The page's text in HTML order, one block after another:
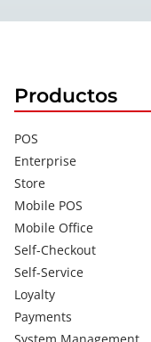
Productos
POS
Enterprise
Store
Mobile POS
Mobile Office
Self-Checkout
Self-Service
Loyalty
Payments